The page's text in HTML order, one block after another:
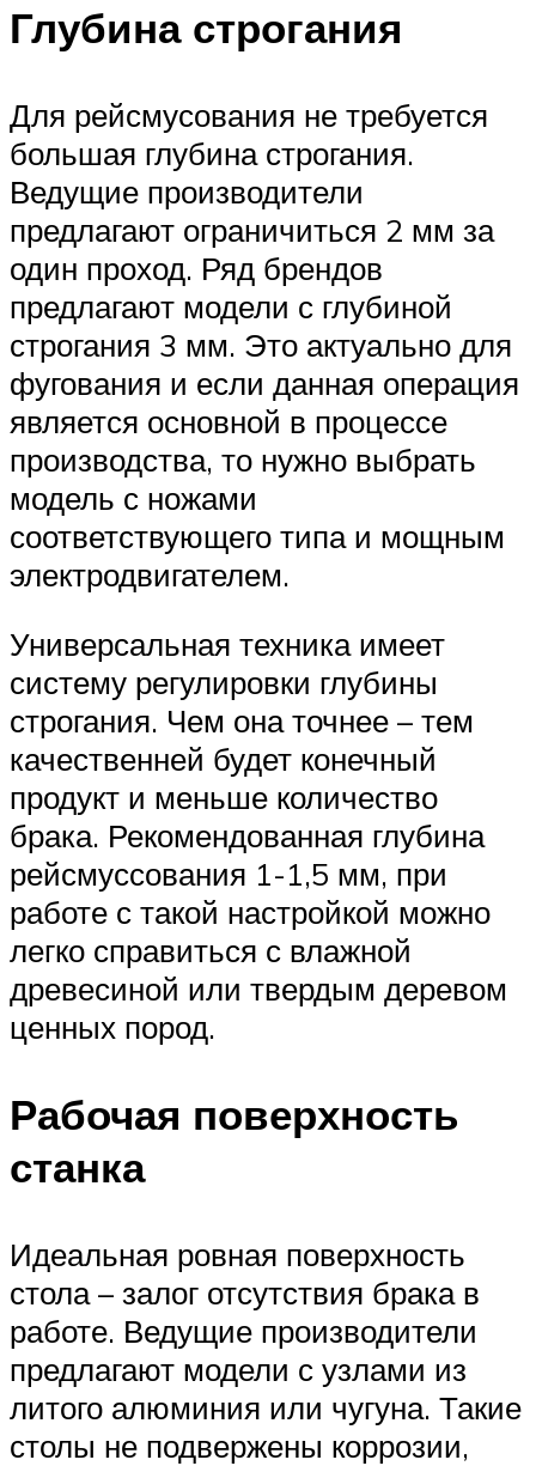
Глубина строгания
Для рейсмусования не требуется
большая глубина строгания.
Ведущие производители
предлагают ограничиться 2 мм за
один проход. Ряд брендов
предлагают модели с глубиной
строгания 3 мм. Это актуально для
фугования и если данная операция
является основной в процессе
производства, то нужно выбрать
модель с ножами
соответствующего типа и мощным
электродвигателем.
Универсальная техника имеет
систему регулировки глубины
строгания. Чем она точнее – тем
качественней будет конечный
продукт и меньше количество
брака. Рекомендованная глубина
рейсмуссования 1-1,5 мм, при
работе с такой настройкой можно
легко справиться с влажной
древесиной или твердым деревом
ценных пород.
Рабочая поверхность
станка
Идеальная ровная поверхность
стола – залог отсутствия брака в
работе. Ведущие производители
предлагают модели с узлами из
литого алюминия или чугуна. Такие
столы не подвержены коррозии,